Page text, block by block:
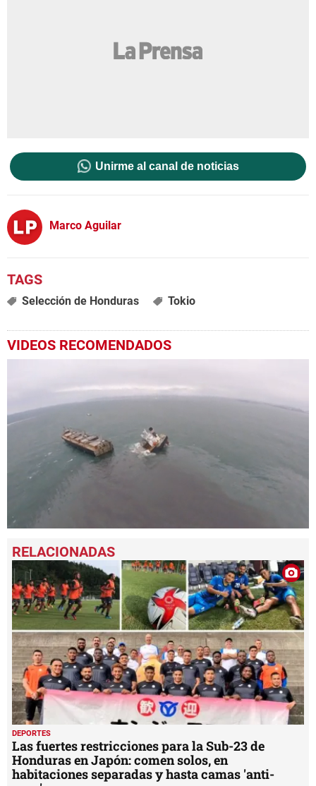
Unirme al canal de noticias
Marco Aguilar
Selección de Honduras Tokio
VIDEOS RECOMENDADOS
seconds
of
38
seconds
DEPORTES
Las fuertes restricciones para la Sub-23 de
Honduras en Japón: comen solos, en
habitaciones separadas y hasta camas 'anti-